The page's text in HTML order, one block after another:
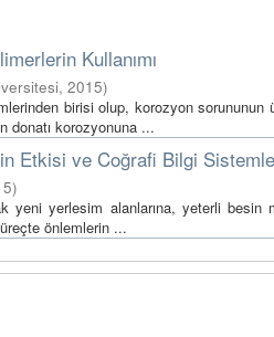
Kullanımı
, 2015)
birisi olup, korozyon sorununun
donatı korozyonuna ...
Etkisi ve Coğrafi Bilgi
)
yerlesim alanlarına, yeterli besin
önlemlerin ...